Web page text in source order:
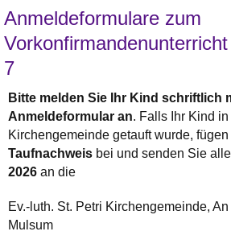
Anmeldeformulare zum
7
Bitte melden Sie Ihr Kind schriftlich
Anmeldeformular an. Falls Ihr Kind
Kirchengemeinde getauft wurde,
Taufnachweis bei und senden Sie
2026 an die
Ev.-luth. St. Petri Kirchengemeinde,
Mulsum